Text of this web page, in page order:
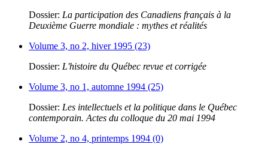
Dossier: La participation des Canadiens français à la
Deuxième Guerre mondiale : mythes et réalités
Volume 3, no 2, hiver 1995 (23)
Dossier: L'histoire du Québec revue et corrigée
Volume 3, no 1, automne 1994 (25)
Dossier: Les intellectuels et la politique dans le Québec
contemporain. Actes du colloque du 20 mai 1994
Volume 2, no 4, printemps 1994 (0)